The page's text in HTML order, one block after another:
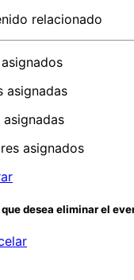
relacionado
asignadas
asignados
desea eliminar el